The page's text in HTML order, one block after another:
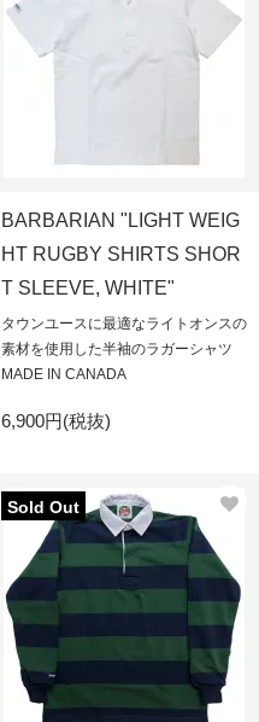
BARBARIAN "LIGHT WEIG
HT RUGBY SHIRTS SHOR
T SLEEVE, WHITE"
タウンユースに最適なライトオンスの
素材を使用した半袖のラガーシャツ
MADE IN CANADA
6,900円(税抜)
Sold Out